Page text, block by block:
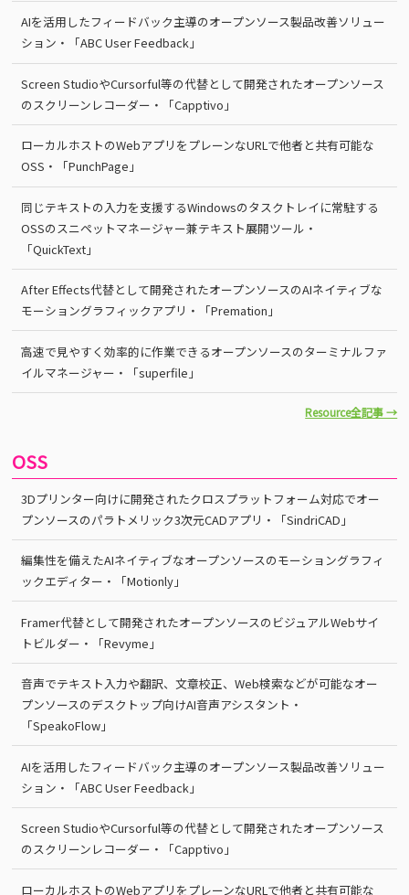
AIを活用したフィードバック主導のオープンソース製品改善ソリュー
ション・「ABC User Feedback」
Screen StudioやCursorful等の代替として開発されたオープンソース
のスクリーンレコーダー・「Capptivo」
ローカルホストのWebアプリをプレーンなURLで他者と共有可能な
OSS・「PunchPage」
同じテキストの入力を支援するWindowsのタスクトレイに常駐する
OSSのスニペットマネージャー兼テキスト展開ツール・
「QuickText」
After Effects代替として開発されたオープンソースのAIネイティブな
モーショングラフィックアプリ・「Premation」
高速で見やすく効率的に作業できるオープンソースのターミナルファ
イルマネージャー・「superfile」
Resource全記事 →
OSS
3Dプリンター向けに開発されたクロスプラットフォーム対応でオー
プンソースのパラトメリック3次元CADアプリ・「SindriCAD」
編集性を備えたAIネイティブなオープンソースのモーショングラフィ
ックエディター・「Motionly」
Framer代替として開発されたオープンソースのビジュアルWebサイ
トビルダー・「Revyme」
音声でテキスト入力や翻訳、文章校正、Web検索などが可能なオー
プンソースのデスクトップ向けAI音声アシスタント・
「SpeakoFlow」
AIを活用したフィードバック主導のオープンソース製品改善ソリュー
ション・「ABC User Feedback」
Screen StudioやCursorful等の代替として開発されたオープンソース
のスクリーンレコーダー・「Capptivo」
ローカルホストのWebアプリをプレーンなURLで他者と共有可能な